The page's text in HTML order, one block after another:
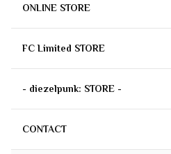
ONLINE STORE
FC Limited STORE
- diezelpunk: STORE -
CONTACT